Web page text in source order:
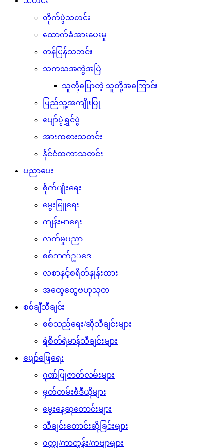
တိုက်ပွဲသတင်း
ထောက်ခံအားပေးမှု
တန်ပြန်သတင်း
သကသအကွဲအပြဲ
သူတို့ပြောတဲ့ သူတို့အကြောင်း
ပြည်သူ့အကျိုးပြု
ပျော်ပွဲရွှင်ပွဲ
အားကစားသတင်း
နိုင်ငံတကာသတင်း
ပညာပေး
စိုက်ပျိုးရေး
မွေးမြူရေး
ကျန်းမာရေး
လက်မှုပညာ
စစ်ဘက်ဥပဒေ
လစာနှင့်စရိတ်နှုန်းထား
အထွေထွေဗဟုသုတ
စစ်ချီသီချင်း
စစ်သည်ရေး/ဆိုသီချင်းများ
ရဲစိတ်ရဲမာန်သီချင်းများ
ဖျော်ဖြေရေး
ဂုဏ်ပြုဇာတ်လမ်းများ
မှတ်တမ်းဗီဒီယိုများ
မွေးနေ့ဆုတောင်းများ
သီချင်းတောင်းဆိုခြင်းများ
ဝတ္ထု/ကာတွန်း/ကဗျာများ